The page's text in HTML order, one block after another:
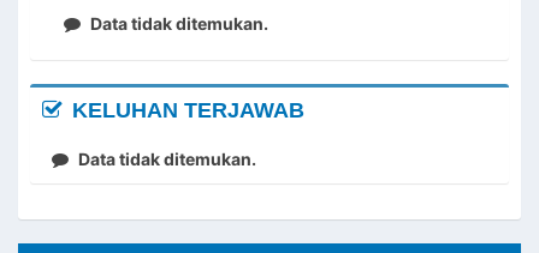
Data tidak ditemukan.
KELUHAN TERJAWAB
Data tidak ditemukan.